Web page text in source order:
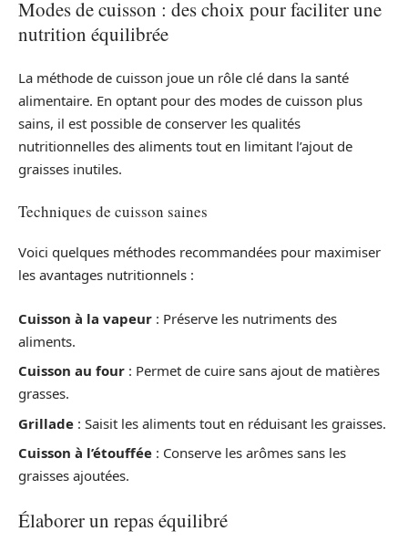
Modes de cuisson : des choix pour faciliter une
nutrition équilibrée
La méthode de cuisson joue un rôle clé dans la santé
alimentaire. En optant pour des modes de cuisson plus
sains, il est possible de conserver les qualités
nutritionnelles des aliments tout en limitant l’ajout de
graisses inutiles.
Techniques de cuisson saines
Voici quelques méthodes recommandées pour maximiser
les avantages nutritionnels :
Cuisson à la vapeur : Préserve les nutriments des
aliments.
Cuisson au four : Permet de cuire sans ajout de matières
grasses.
Grillade : Saisit les aliments tout en réduisant les graisses.
Cuisson à l’étouffée : Conserve les arômes sans les
graisses ajoutées.
Élaborer un repas équilibré